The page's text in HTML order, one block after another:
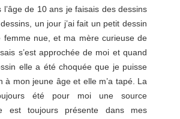
l’âge de 10 ans je faisais des dessins
un jour j’ai fait un petit dessin
femme nue, et ma mère curieuse de
s’est approchée de moi et quand
elle a été choquée que je puisse
à mon jeune âge et elle m’a tapé. La
été pour moi une source
est toujours présente dans mes